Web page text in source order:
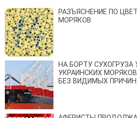
РАЗЪЯСНЕНИЕ ПО
МОРЯКОВ
НА БОРТУ СУХОГРУЗА
УКРАИНСКИХ
БЕЗ ВИДИМЫХ